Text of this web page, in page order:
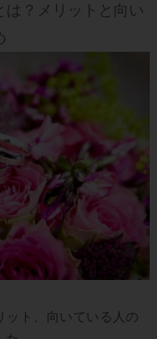
は？メリットと向い
ット、向いている人の